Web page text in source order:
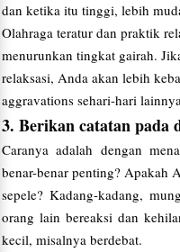
dan ketika itu tinggi, lebih
Olahraga teratur dan praktik
menurunkan tingkat gairah.
relaksasi, Anda akan lebih
aggravations sehari-hari
3. Berikan catatan pada
Caranya adalah dengan
benar-benar penting? Apakah
sepele? Kadang-kadang,
orang lain bereaksi dan
kecil, misalnya berdebat.